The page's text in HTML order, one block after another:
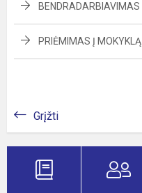
BENDRADARBIAVIMAS
PRIĖMIMAS Į MOKYKLĄ
Grįžti